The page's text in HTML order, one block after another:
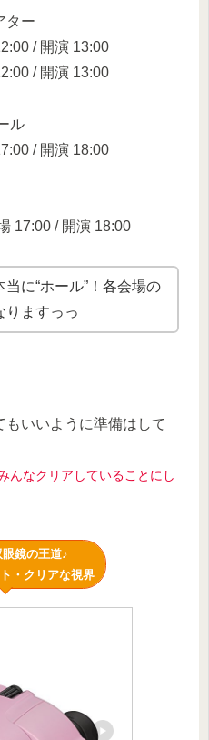
ター
/ 開演 13:00
/ 開演 13:00
ル
/ 開演 18:00
17:00 / 開演 18:00
に“ホール”！各会場の
りますっっ
もいいように準備はして
んなクリアしていることにし
鏡の王道♪
・クリアな視界